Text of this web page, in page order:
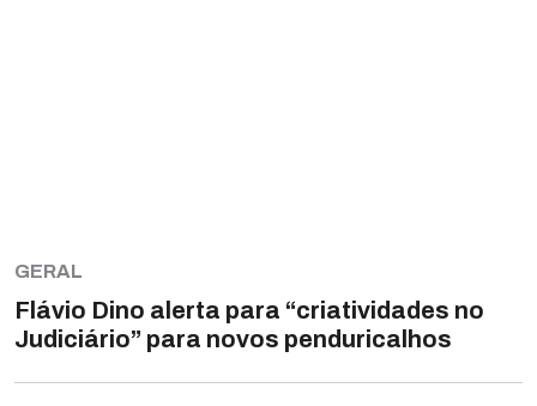
GERAL
Flávio Dino alerta para “criatividades no
Judiciário” para novos penduricalhos